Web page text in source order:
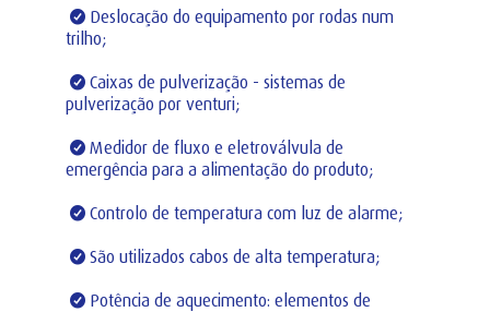
Deslocação do equipamento por rodas num
trilho;
Caixas de pulverização - sistemas de
pulverização por venturi;
Medidor de fluxo e eletroválvula de
emergência para a alimentação do produto;
Controlo de temperatura com luz de alarme;
São utilizados cabos de alta temperatura;
Potência de aquecimento: elementos de